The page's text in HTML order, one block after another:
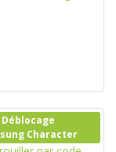
Déblocage
Character